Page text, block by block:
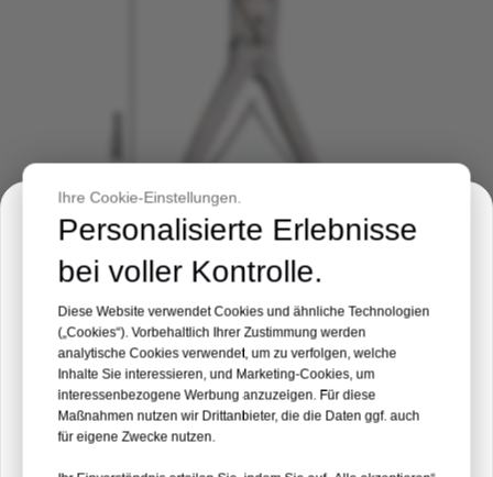
Verbesserte kleine Power-Schere
Einladung zur Veranstaltung
Medizinische Philippinen Expo 2026
Veranstaltungsort:Manila, Philippinen
Datum:19. – 21. August 2026
Stand Nr. 35
Ihre Cookie-Einstellungen.
Personalisierte Erlebnisse
bei voller Kontrolle.
Diese Website verwendet Cookies und ähnliche Technologien
(„Cookies“). Vorbehaltlich Ihrer Zustimmung werden
analytische Cookies verwendet, um zu verfolgen, welche
Inhalte Sie interessieren, und Marketing-Cookies, um
interessenbezogene Werbung anzuzeigen. Für diese
Maßnahmen nutzen wir Drittanbieter, die die Daten ggf. auch
für eigene Zwecke nutzen.